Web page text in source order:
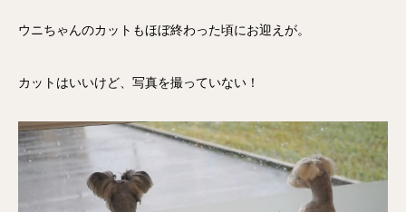
ウニちゃんのカットもほぼ終わった頃にお迎えが。
カットはいいけど、写真を撮っていない！